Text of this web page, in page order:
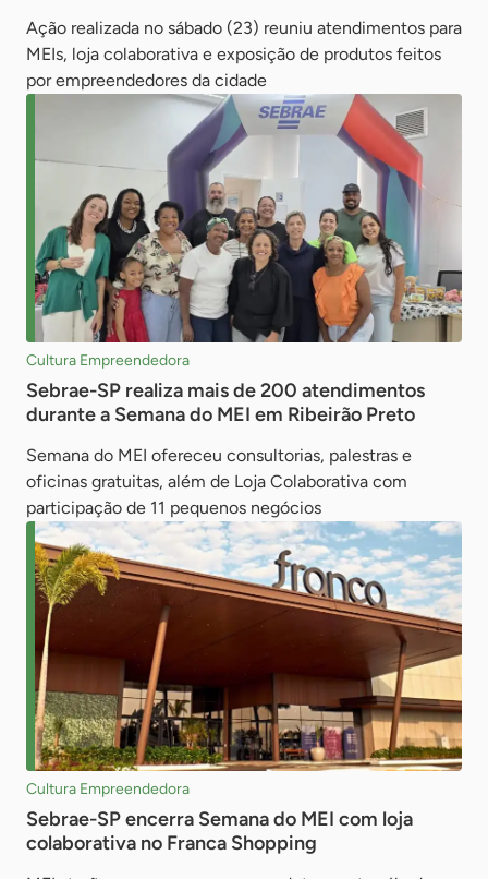
Ação realizada no sábado (23) reuniu atendimentos para
MEIs, loja colaborativa e exposição de produtos feitos
por empreendedores da cidade
Cultura Empreendedora
Sebrae-SP realiza mais de 200 atendimentos
durante a Semana do MEI em Ribeirão Preto
Semana do MEI ofereceu consultorias, palestras e
oficinas gratuitas, além de Loja Colaborativa com
participação de 11 pequenos negócios
Cultura Empreendedora
Sebrae-SP encerra Semana do MEI com loja
colaborativa no Franca Shopping